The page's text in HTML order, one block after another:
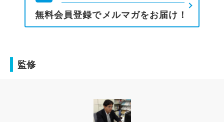
無料会員登録でメルマガをお届け！
監修